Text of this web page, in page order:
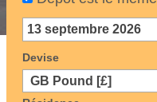
Devise